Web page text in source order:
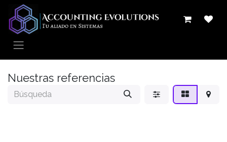
Ir al contenido
Nuestras referencias